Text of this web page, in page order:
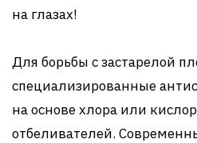
на глазах!
Для борьбы с застарелой
специализированные
на основе хлора или
отбеливателей.